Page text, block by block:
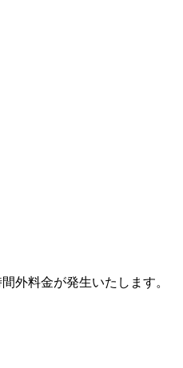
外料金が発生いたします。